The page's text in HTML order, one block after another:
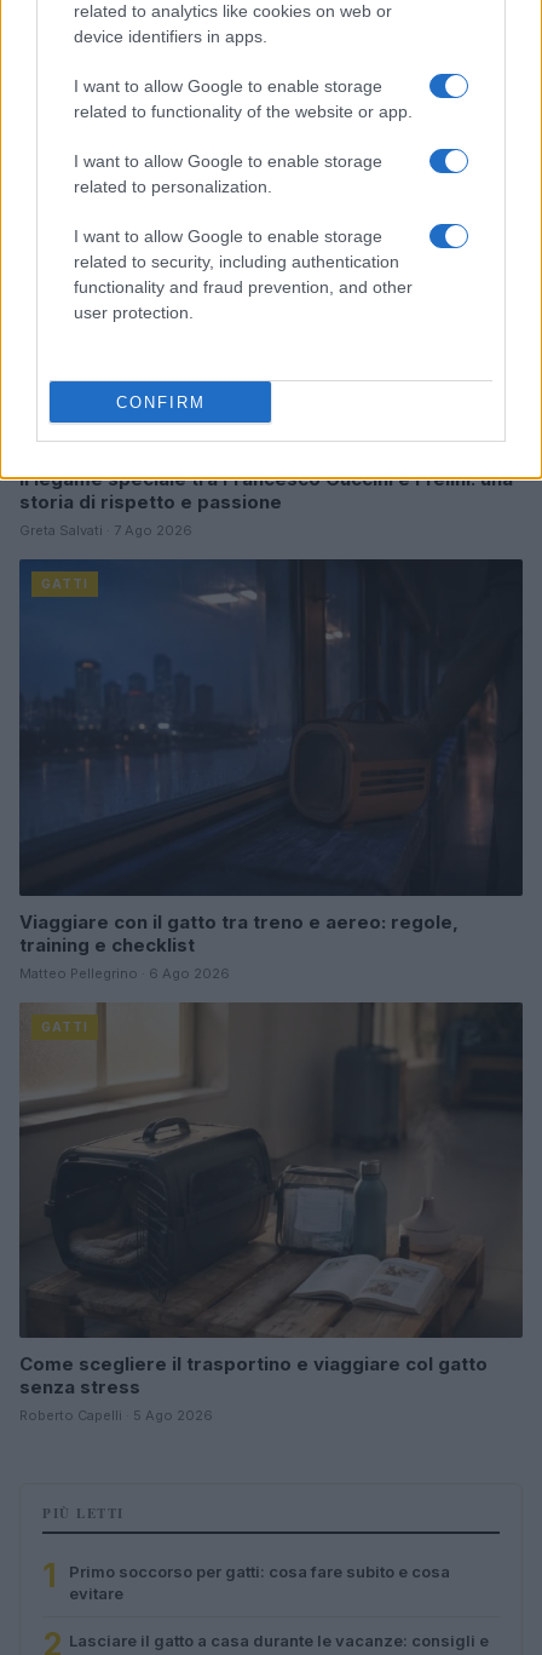
related to analytics like cookies on web or
device identifiers in apps.
I want to allow Google to enable storage
related to functionality of the website or app.
I want to allow Google to enable storage
related to personalization.
I want to allow Google to enable storage
related to security, including authentication
functionality and fraud prevention, and other
user protection.
CONFIRM
Continua a leggere
Il legame speciale tra Francesco Guccini e i felini: una
storia di rispetto e passione
Greta Salvati · 7 Ago 2026
GATTI
Viaggiare con il gatto tra treno e aereo: regole,
training e checklist
Matteo Pellegrino · 6 Ago 2026
GATTI
Come scegliere il trasportino e viaggiare col gatto
senza stress
Roberto Capelli · 5 Ago 2026
PIÙ LETTI
1
Primo soccorso per gatti: cosa fare subito e cosa
evitare
2 Lasciare il gatto a casa durante le vacanze: consigli e